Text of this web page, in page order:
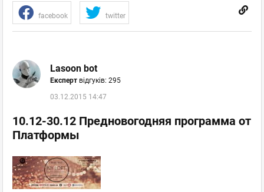
facebook twitter
Lasoon bot
Експерт відгуків: 295
03.12.2015 14:47
10.12-30.12 Предновогодняя программа от
Платформы